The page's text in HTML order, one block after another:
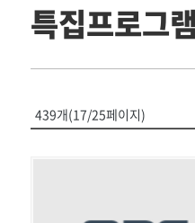
인생내컷
테마기행 길
시청자 FLEX
특집프로그램
16:00 완
우리 고
특집프로그
439개(17/25페이지)